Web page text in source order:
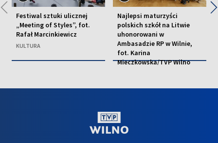
Festiwal sztuki ulicznej
„Meeting of Styles”, fot.
Rafał Marcinkiewicz
KULTURA
Najlepsi maturzyści
polskich szkół na Litwie
uhonorowani w
Ambasadzie RP w Wilnie,
fot. Karina
Mieczkowska/TVP Wilno
◀ ▶